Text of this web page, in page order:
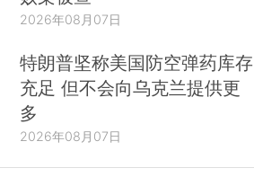
2026年08月07日
特朗普坚称美国防空弹药库存
充足 但不会向乌克兰提供更
多
2026年08月07日